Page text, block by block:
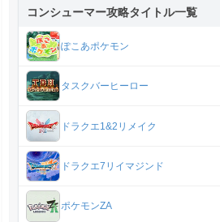
コンシューマー攻略タイトル一覧
ぽこあポケモン
タスクバーヒーロー
ドラクエ1&2リメイク
ドラクエ7リイマジンド
ポケモンZA